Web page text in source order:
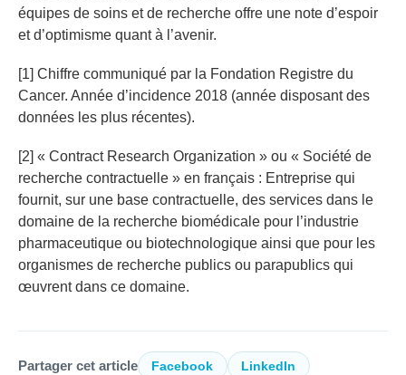
équipes de soins et de recherche offre une note d’espoir
et d’optimisme quant à l’avenir.
[1] Chiffre communiqué par la Fondation Registre du
Cancer. Année d’incidence 2018 (année disposant des
données les plus récentes).
[2] « Contract Research Organization » ou « Société de
recherche contractuelle » en français : Entreprise qui
fournit, sur une base contractuelle, des services dans le
domaine de la recherche biomédicale pour l’industrie
pharmaceutique ou biotechnologique ainsi que pour les
organismes de recherche publics ou parapublics qui
œuvrent dans ce domaine.
Partager cet article Facebook LinkedIn